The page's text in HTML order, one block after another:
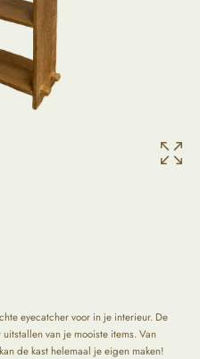
eyecatcher voor in je interieur. De
van je mooiste items. Van
de kast helemaal je eigen maken!